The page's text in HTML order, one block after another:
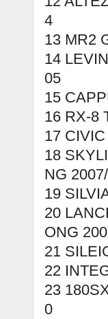
4
13 MR2
14
05
15
16 RX-8
17
18
NG
19
20
ONG
21
22
23
0